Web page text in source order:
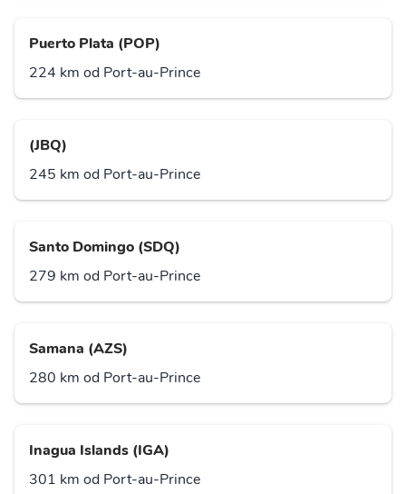
Puerto Plata (POP)
224 km od Port-au-Prince
(JBQ)
245 km od Port-au-Prince
Santo Domingo (SDQ)
279 km od Port-au-Prince
Samana (AZS)
280 km od Port-au-Prince
Inagua Islands (IGA)
301 km od Port-au-Prince